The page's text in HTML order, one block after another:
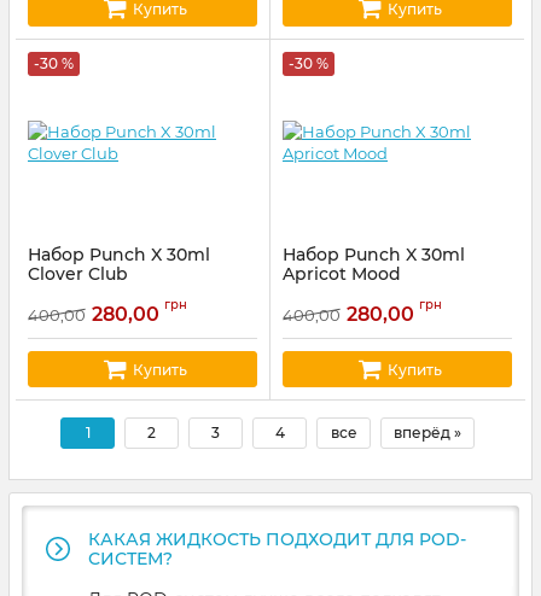
Купить Купить
-30 %
Набор Punch X 30ml
Clover Club
400,00 280,00 грн
Купить
-30 %
Набор Punch X 30ml
Apricot Mood
400,00 280,00 грн
Купить
1 2 3 4 все вперёд »
КАКАЯ ЖИДКОСТЬ ПОДХОДИТ ДЛЯ POD-
СИСТЕМ?